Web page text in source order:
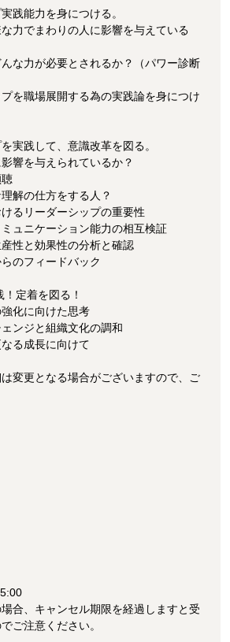
践能力を身につける。
な力でまわりの人に影響を与えている
力が必要とされるか？（パワー診断
プを職場展開する為の実践論を身につけ
実践して、意識改革を図る。
響を与えられているか？
解の仕方をする人？
けるリーダーシップの重要性
ミュニケーション能力の相互検証
産性と効果性の分析と確認
のフィードバック
定着を図る！
強化に向けた思考
ェンジと組織文化の調和
なる成長に向けて
変更となる場合がございますので、ご
合、キャンセル期限を経過しますと受
ご注意ください。